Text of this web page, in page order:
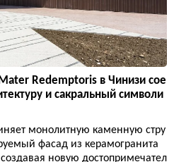
Redemptoris в Чинизи сое
и сакральный символи
монолитную каменную стру
фасад из керамогранита
новую достопримечател